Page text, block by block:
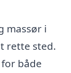
massør i
rette sted.
både